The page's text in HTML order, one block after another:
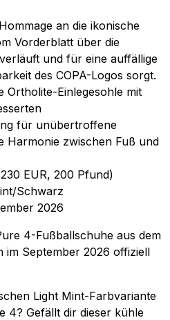
an die ikonische
Vorderblatt über die
und für eine auffällige
des COPA-Logos sorgt.
Ortholite-Einlegesohle mit
für unübertroffene
Harmonie zwischen Fuß und
EUR, 200 Pfund)
Schwarz
2026
4-Fußballschuhe aus dem
im September 2026 offiziell
Light Mint-Farbvariante
4? Gefällt dir dieser kühle